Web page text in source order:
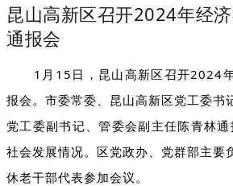
昆山高新区召开2024年经
通报会
1月15日，昆山高新区召开2024
报会。市委常委、昆山高新区党工委书
党工委副书记、管委会副主任陈青林
社会发展情况。区党政办、党群部主要
休老干部代表参加会议。